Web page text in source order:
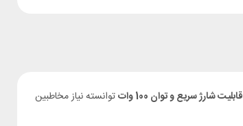
قابلیت شارژ سریع و توان 100 وات
توانسته نیاز مخاطبین